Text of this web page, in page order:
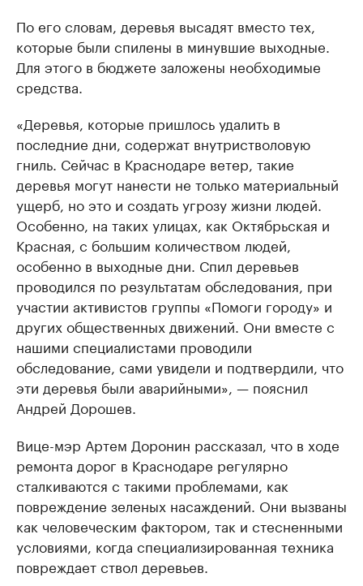
По его словам, деревья высадят вместо тех,
которые были спилены в минувшие выходные.
Для этого в бюджете заложены необходимые
средства.
«Деревья, которые пришлось удалить в
последние дни, содержат внутристволовую
гниль. Сейчас в Краснодаре ветер, такие
деревья могут нанести не только материальный
ущерб, но это и создать угрозу жизни людей.
Особенно, на таких улицах, как Октябрьская и
Красная, с большим количеством людей,
особенно в выходные дни. Спил деревьев
проводился по результатам обследования, при
участии активистов группы «Помоги городу» и
других общественных движений. Они вместе с
нашими специалистами проводили
обследование, сами увидели и подтвердили, что
эти деревья были аварийными», — пояснил
Андрей Дорошев.
Вице-мэр Артем Доронин рассказал, что в ходе
ремонта дорог в Краснодаре регулярно
сталкиваются с такими проблемами, как
повреждение зеленых насаждений. Они вызваны
как человеческим фактором, так и стесненными
условиями, когда специализированная техника
повреждает ствол деревьев.